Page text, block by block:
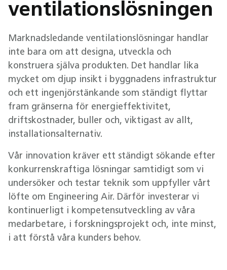
ventilationslösningen
Marknadsledande ventilationslösningar handlar
inte bara om att designa, utveckla och
konstruera själva produkten. Det handlar lika
mycket om djup insikt i byggnadens infrastruktur
och ett ingenjörstänkande som ständigt flyttar
fram gränserna för energieffektivitet,
driftskostnader, buller och, viktigast av allt,
installationsalternativ.
Vår innovation kräver ett ständigt sökande efter
konkurrenskraftiga lösningar samtidigt som vi
undersöker och testar teknik som uppfyller vårt
löfte om Engineering Air. Därför investerar vi
kontinuerligt i kompetensutveckling av våra
medarbetare, i forskningsprojekt och, inte minst,
i att förstå våra kunders behov.